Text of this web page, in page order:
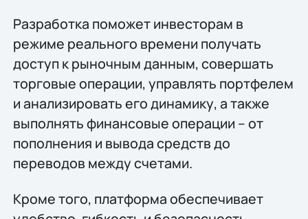
Разработка поможет инвесторам в
режиме реального времени получать
доступ к рыночным данным, совершать
торговые операции, управлять портфелем
и анализировать его динамику, а также
выполнять финансовые операции – от
пополнения и вывода средств до
переводов между счетами.
Кроме того, платформа обеспечивает